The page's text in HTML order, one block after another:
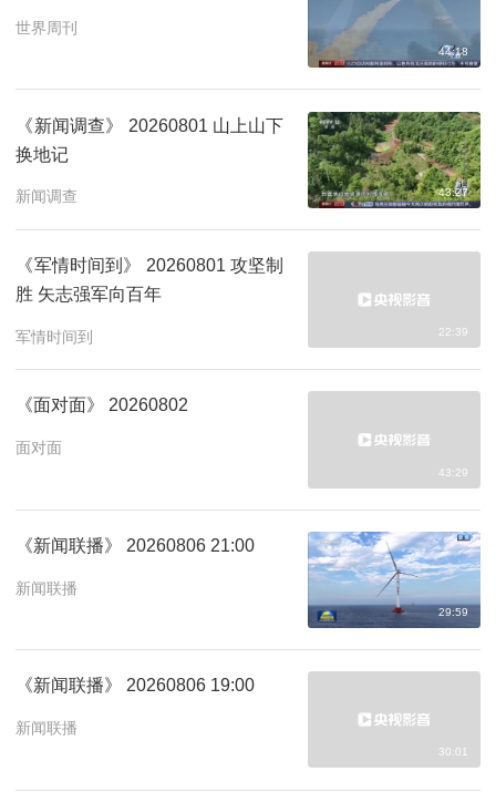
世界周刊
44:18
《新闻调查》 20260801 山上山下
换地记
新闻调查 43:27
《军情时间到》 20260801 攻坚制
胜 矢志强军向百年
军情时间到 22:39
《面对面》 20260802
面对面
43:29
《新闻联播》 20260806 21:00
新闻联播
29:59
《新闻联播》 20260806 19:00
新闻联播
30:01